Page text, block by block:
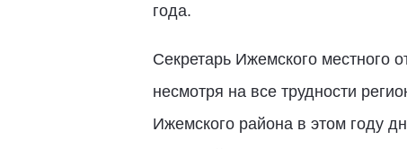
года.
Секретарь Ижемского местного
несмотря на все трудности
Ижемского района в этом году